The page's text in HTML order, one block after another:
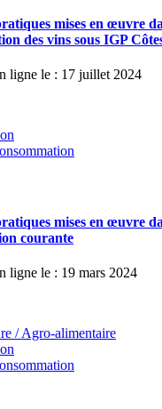
mises en œuvre
des vins sous IGP
ligne le : 17 juillet 2024
mises en œuvre
courante
ligne le : 19 mars 2024
/ Agro-alimentaire